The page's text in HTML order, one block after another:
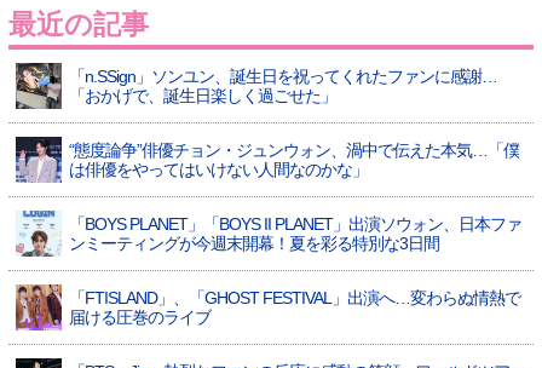
最近の記事
「n.SSign」ソンユン、誕生日を祝ってくれたファンに感謝…
「おかげで、誕生日楽しく過ごせた」
“態度論争”俳優チョン・ジュンウォン、渦中で伝えた本気…「僕
は俳優をやってはいけない人間なのかな」
「BOYS PLANET」「BOYS II PLANET」出演ソウォン、日本ファ
ンミーティングが今週末開幕！夏を彩る特別な3日間
「FTISLAND」、「GHOST FESTIVAL」出演へ…変わらぬ情熱で
届ける圧巻のライブ